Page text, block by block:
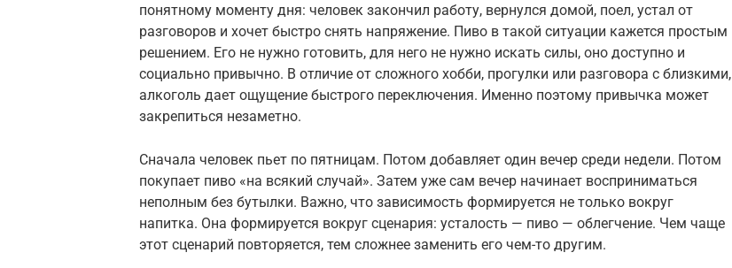
понятному моменту дня: человек закончил работу, вернулся домой, поел, устал от
разговоров и хочет быстро снять напряжение. Пиво в такой ситуации кажется простым
решением. Его не нужно готовить, для него не нужно искать силы, оно доступно и
социально привычно. В отличие от сложного хобби, прогулки или разговора с близкими,
алкоголь дает ощущение быстрого переключения. Именно поэтому привычка может
закрепиться незаметно.
Сначала человек пьет по пятницам. Потом добавляет один вечер среди недели. Потом
покупает пиво «на всякий случай». Затем уже сам вечер начинает восприниматься
неполным без бутылки. Важно, что зависимость формируется не только вокруг
напитка. Она формируется вокруг сценария: усталость — пиво — облегчение. Чем чаще
этот сценарий повторяется, тем сложнее заменить его чем-то другим.